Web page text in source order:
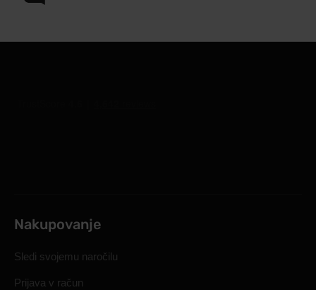
Nakupovanje
Sledi svojemu naročilu
Prijava v račun